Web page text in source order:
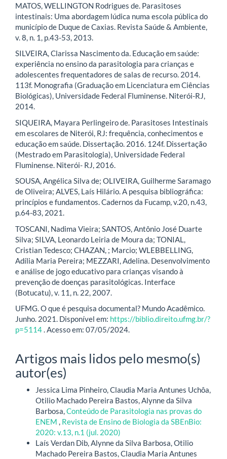
MATOS, WELLINGTON Rodrigues de. Parasitoses
intestinais: Uma abordagem lúdica numa escola pública do
município de Duque de Caxias. Revista Saúde & Ambiente,
v. 8, n. 1, p.43-53, 2013.
SILVEIRA, Clarissa Nascimento da. Educação em saúde:
experiência no ensino da parasitologia para crianças e
adolescentes frequentadores de salas de recurso. 2014.
113f. Monografia (Graduação em Licenciatura em Ciências
Biológicas), Universidade Federal Fluminense. Niterói-RJ,
2014.
SIQUEIRA, Mayara Perlingeiro de. Parasitoses Intestinais
em escolares de Niterói, RJ: frequência, conhecimentos e
educação em saúde. Dissertação. 2016. 124f. Dissertação
(Mestrado em Parasitologia), Universidade Federal
Fluminense. Niterói- RJ, 2016.
SOUSA, Angélica Silva de; OLIVEIRA, Guilherme Saramago
de Oliveira; ALVES, Laís Hilário. A pesquisa bibliográfica:
princípios e fundamentos. Cadernos da Fucamp, v.20, n.43,
p.64-83, 2021.
TOSCANI, Nadima Vieira; SANTOS, Antônio José Duarte
Silva; SILVA, Leonardo Leiria de Moura da; TONIAL,
Cristian Tedesco; CHAZAN, ; Marcio; WLEBBELLING,
Adília Maria Pereira; MEZZARI, Adelina. Desenvolvimento
e análise de jogo educativo para crianças visando à
prevenção de doenças parasitológicas. Interface
(Botucatu), v. 11, n. 22, 2007.
UFMG. O que é pesquisa documental? Mundo Acadêmico.
Junho. 2021. Disponível em: https://biblio.direito.ufmg.br/?
p=5114. Acesso em: 07/05/2024.
Artigos mais lidos pelo mesmo(s)
autor(es)
Jessica Lima Pinheiro, Claudia Maria Antunes Uchôa,
Otilio Machado Pereira Bastos, Alynne da Silva
Barbosa,Conteúdo de Parasitologia nas provas do
ENEM , Revista de Ensino de Biologia da SBEnBio:
2020: v.13, n.1 (jul. 2020)
Laís Verdan Dib, Alynne da Silva Barbosa, Otilio
Machado Pereira Bastos, Claudia Maria Antunes